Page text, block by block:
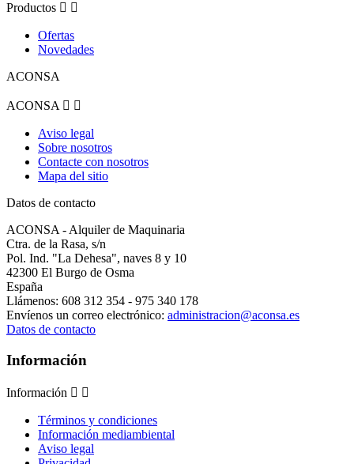
Productos  
Ofertas
Novedades
ACONSA
ACONSA  
Aviso legal
Sobre nosotros
Contacte con nosotros
Mapa del sitio
Datos de contacto
ACONSA - Alquiler de Maquinaria
Ctra. de la Rasa, s/n
Pol. Ind. "La Dehesa", naves 8 y 10
42300 El Burgo de Osma
España
Llámenos: 608 312 354 - 975 340 178
Envíenos un correo electrónico: administracion@aconsa.es
Datos de contacto
Información
Información  
Términos y condiciones
Información mediambiental
Aviso legal